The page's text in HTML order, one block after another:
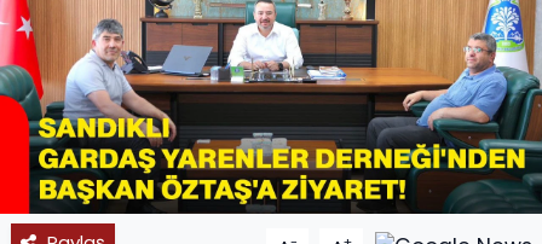
11:11 MANŞET